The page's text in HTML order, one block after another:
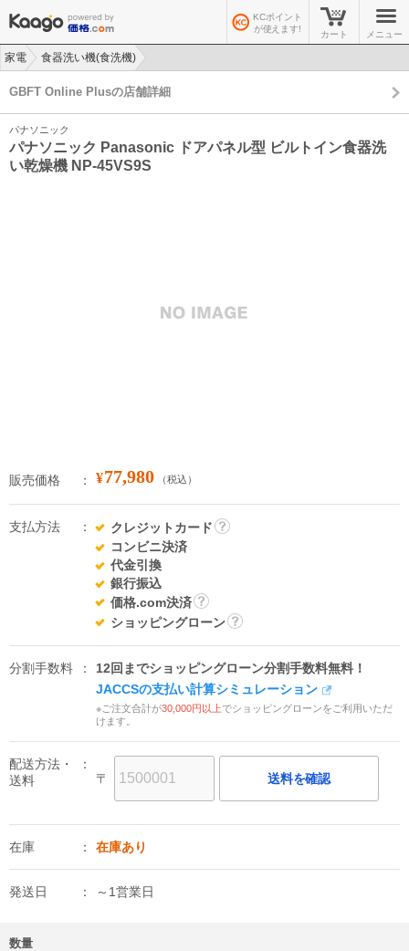
KCポイント
が使えます!
カート メニュー
家電
食器洗い機(食洗機)
GBFT Online Plusの店舗詳細
パナソニック
パナソニック Panasonic ドアパネル型 ビルトイン食器洗
い乾燥機 NP-45VS9S
販売価格 ¥77,980 （税込）
支払方法
クレジットカード
コンビニ決済
代金引換
銀行振込
価格.com決済
詳
ショッピングローン
分割手数料
12回までショッピングローン分割手数料無料！
JACCSの支払い計算シミュレーション
※ご注文合計が30,000円以上でショッピングローンをご利用いただ
けます。
配送方法・
送料
〒 送料を確認
在庫 在庫あり
発送日 ～1営業日
数量